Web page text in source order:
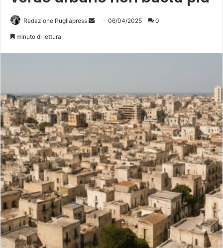
Redazione Pugliapress
Invia 06/04/2025 0
minuto di lettura